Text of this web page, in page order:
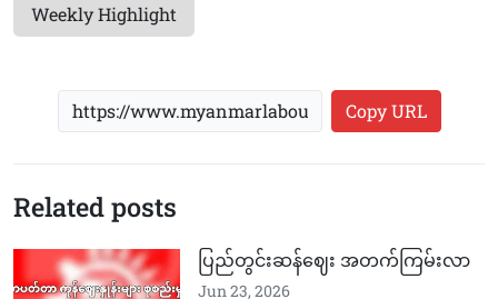
Weekly Highlight
Copy URL
Related posts
ပြည်တွင်းဆန်ဈေး အတက်ကြမ်းလာ
Jun 23, 2026